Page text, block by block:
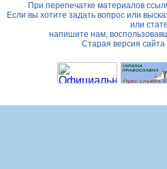
При перепечатке материалов
Если вы хотите задать вопрос или
или
напишите нам,
Старая версия сайта